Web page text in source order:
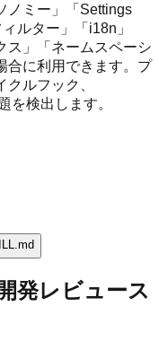
ノミー」「Settings
ルター」「i18n」
ス」「ネームスペーシ
合に利用できます。プ
ルフック、
を検出します。
発レビュース